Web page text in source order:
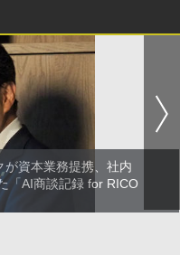
が資本業務提携、社内
「AI商談記録 for RICO